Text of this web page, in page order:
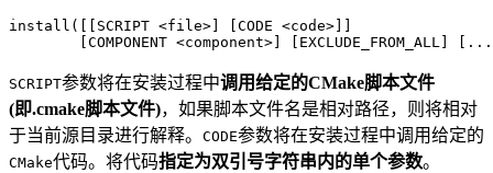
install([[SCRIPT <file>] [CODE <code>]]
SCRIPT参数将在安装过程中调用给定的CMake脚本文件
(即.cmake脚本文件)，如果脚本文件名是相对路径，则将相对
于当前源目录进行解释。 CODE参数将在安装过程中调用给定的
CMake代码。将代码指定为双引号字符串内的单个参数。